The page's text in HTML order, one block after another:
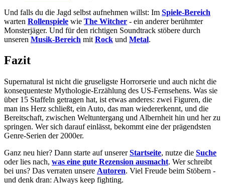
Und falls du die Jagd selbst aufnehmen willst: Im Spiele-Bereich
warten Rollenspiele wie The Witcher - ein anderer berühmter
Monsterjäger. Und für den richtigen Soundtrack stöbere durch
unseren Musik-Bereich mit Rock und Metal.
Fazit
Supernatural ist nicht die gruseligste Horrorserie und auch nicht die
konsequenteste Mythologie-Erzählung des US-Fernsehens. Was sie
über 15 Staffeln getragen hat, ist etwas anderes: zwei Figuren, die
man ins Herz schließt, ein Auto, das man wiedererkennt, und die
Bereitschaft, zwischen Weltuntergang und Albernheit hin und her zu
springen. Wer sich darauf einlässt, bekommt eine der prägendsten
Genre-Serien der 2000er.
Ganz neu hier? Dann starte auf unsererStartseite, nutze die Suche
oder lies nach, was eine gute Rezension ausmacht. Wer schreibt
bei uns? Das verraten unsere Autoren. Viel Freude beim Stöbern -
und denk dran: Always keep fighting.